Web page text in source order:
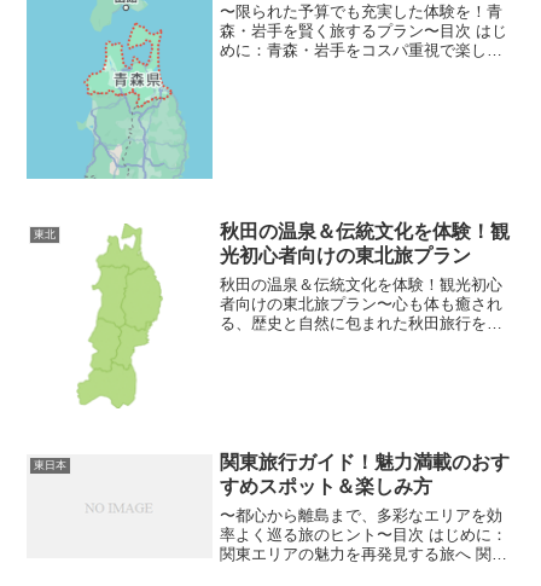
〜限られた予算でも充実した体験を！青
森・岩手を賢く旅するプラン〜目次 はじ
めに：青森・岩手をコスパ重視で楽しむ
東北
秋田の温泉＆伝統文化を体験！観
光初心者向けの東北旅プラン
秋田の温泉＆伝統文化を体験！観光初心
者向けの東北旅プラン〜心も体も癒され
る、歴史と自然に包まれた秋田旅行を初
東日本
関東旅行ガイド！魅力満載のおす
すめスポット＆楽しみ方
〜都心から離島まで、多彩なエリアを効
率よく巡る旅のヒント〜目次 はじめに：
関東エリアの魅力を再発見する旅へ 関東